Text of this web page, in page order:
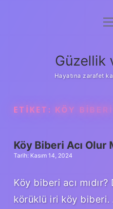
Yasal
Güzellik
Hayatına zarafet
ETIKET: KÖY
Köy Biberi Acı Olur
Tarih: Kasım 14, 2024
Köy biberi acı
körüklü iri köy biberi.